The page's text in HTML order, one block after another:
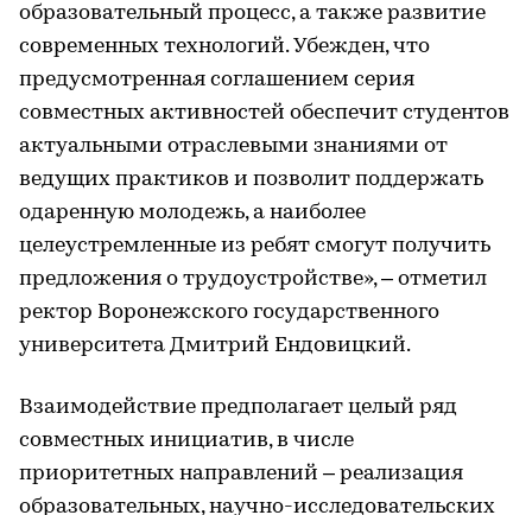
образовательный процесс, а также развитие
современных технологий. Убежден, что
предусмотренная соглашением серия
совместных активностей обеспечит студентов
актуальными отраслевыми знаниями от
ведущих практиков и позволит поддержать
одаренную молодежь, а наиболее
целеустремленные из ребят смогут получить
предложения о трудоустройстве», – отметил
ректор Воронежского государственного
университета Дмитрий Ендовицкий.
Взаимодействие предполагает целый ряд
совместных инициатив, в числе
приоритетных направлений – реализация
образовательных, научно-исследовательских